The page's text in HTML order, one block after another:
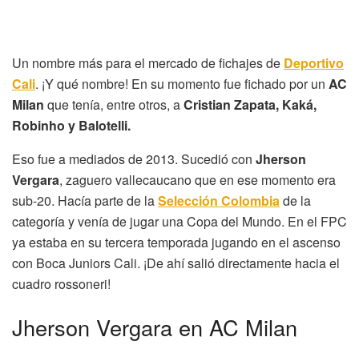
Un nombre más para el mercado de fichajes de Deportivo
Cali. ¡Y qué nombre! En su momento fue fichado por un AC
Milan que tenía, entre otros, aCristian Zapata, Kaká,
Robinho y Balotelli.
Eso fue a mediados de 2013. Sucedió con Jherson
Vergara, zaguero vallecaucano que en ese momento era
sub-20. Hacía parte de laSelección Colombiade la
categoría y venía de jugar una Copa del Mundo. En el FPC
ya estaba en su tercera temporada jugando en el ascenso
con Boca Juniors Cali. ¡De ahí salió directamente hacia el
cuadro rossoneri!
Jherson Vergara en AC Milan